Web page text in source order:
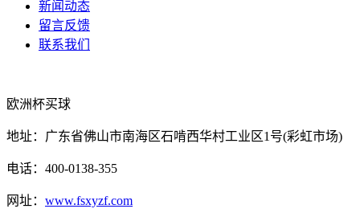
新闻动态
留言反馈
联系我们
欧洲杯买球
地址：广东省佛山市南海区石啃西华村工业区1号(彩虹市场)
电话：400-0138-355
网址： www.fsxyzf.com